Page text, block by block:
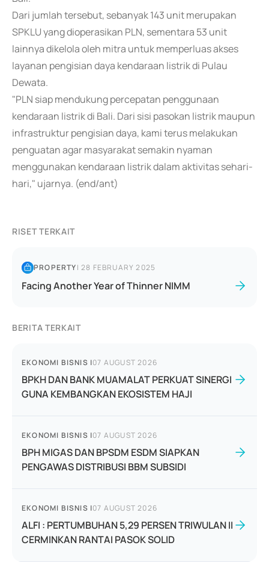
Dari jumlah tersebut, sebanyak 143 unit merupakan
SPKLU yang dioperasikan PLN, sementara 53 unit
lainnya dikelola oleh mitra untuk memperluas akses
layanan pengisian daya kendaraan listrik di Pulau
Dewata.
"PLN siap mendukung percepatan penggunaan
kendaraan listrik di Bali. Dari sisi pasokan listrik maupun
infrastruktur pengisian daya, kami terus melakukan
penguatan agar masyarakat semakin nyaman
menggunakan kendaraan listrik dalam aktivitas sehari-
hari," ujarnya. (end/ant)
RISET TERKAIT
PROPERTY|28 FEBRUARY 2025
Facing Another Year of Thinner NIMM
BERITA TERKAIT
EKONOMI BISNIS |07 AUGUST 2026
BPKH DAN BANK MUAMALAT PERKUAT SINERGI
GUNA KEMBANGKAN EKOSISTEM HAJI
EKONOMI BISNIS |07 AUGUST 2026
BPH MIGAS DAN BPSDM ESDM SIAPKAN
PENGAWAS DISTRIBUSI BBM SUBSIDI
EKONOMI BISNIS |07 AUGUST 2026
ALFI : PERTUMBUHAN 5,29 PERSEN TRIWULAN II
CERMINKAN RANTAI PASOK SOLID